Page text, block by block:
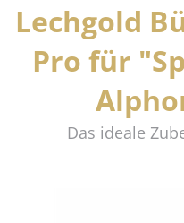
Lechgold
Pro für
Das ideale